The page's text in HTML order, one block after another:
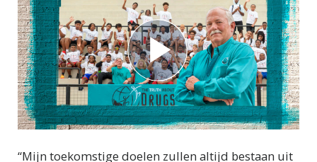
“Mijn toekomstige doelen zullen altijd bestaan uit